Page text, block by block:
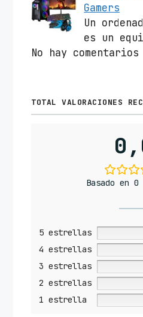
Gamers
Un
es un
No hay comentarios
TOTAL VALORACIONES
Basado en
5 estrellas
4 estrellas
3 estrellas
2 estrellas
1 estrella